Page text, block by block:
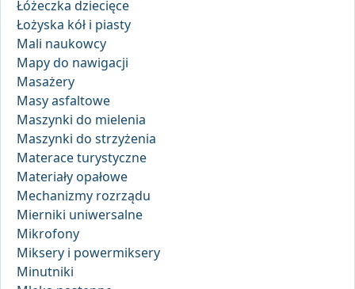
Łóżeczka dziecięce
Łożyska kół i piasty
Mali naukowcy
Mapy do nawigacji
Masażery
Masy asfaltowe
Maszynki do mielenia
Maszynki do strzyżenia
Materace turystyczne
Materiały opałowe
Mechanizmy rozrządu
Mierniki uniwersalne
Mikrofony
Miksery i powermiksery
Minutniki